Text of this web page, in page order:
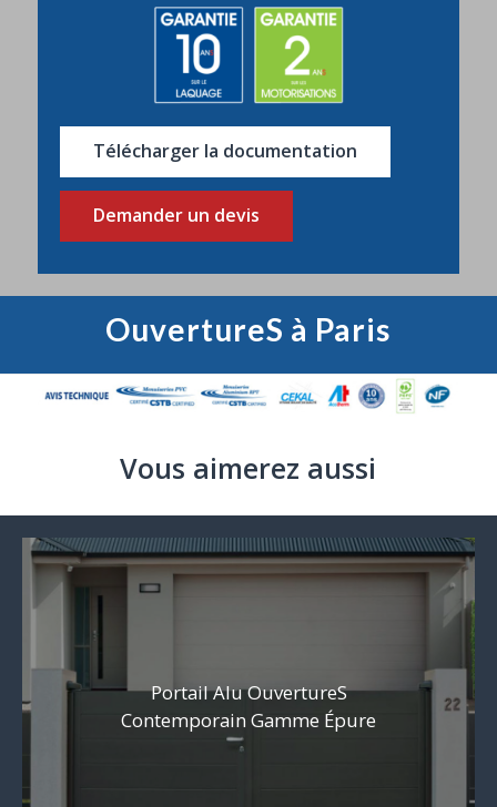
Télécharger la documentation
Demander un devis
OuvertureS à Paris
Vous aimerez aussi
Portail Alu OuvertureS
Contemporain Gamme Épure